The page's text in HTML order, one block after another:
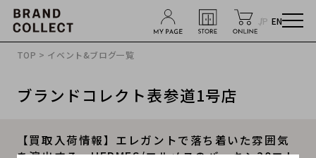
JP EN
TOP > イベント&ブログ一覧
ブランドコレクト表参道1号店
【買取入荷情報】エレガントで落ち着いた雰囲気